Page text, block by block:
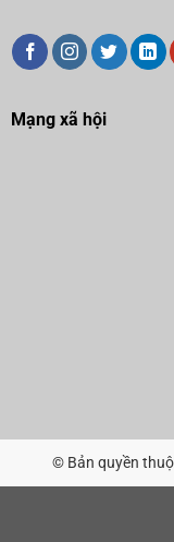
Mạng xã hội
© Bản quyền